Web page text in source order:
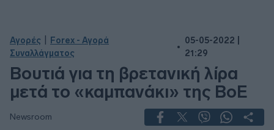
Αγορές
Forex - Αγορά
Συναλλάγματος
05-05-2022 |
21:29
Βουτιά για τη βρετανική λίρα
μετά το «καμπανάκι» της BoE
Newsroom